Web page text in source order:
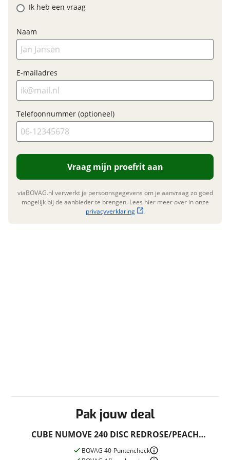
E-bike
Financieel
Prijs
Bijtellingspercentage
7 %
Nieuwprijs
BOVAG Garantie
Fabrieksgarantie van
toepassing
Pak jouw deal
CUBE NUMOVE 240 DISC REDROSE/PEACH
REDROSE/PEACH UNISIZE UNISIZE 2026
BOVAG 40-Puntencheck
Ik heb een vraag
Naam
E-mailadres
Telefoonnummer (optioneel)
Vraag mijn proefrit aan
viaBOVAG.nl verwerkt je persoonsgegevens om je aanvraag zo goed
mogelijk bij de aanbieder te brengen. Lees hier meer over in onze
privacyverklaring
.